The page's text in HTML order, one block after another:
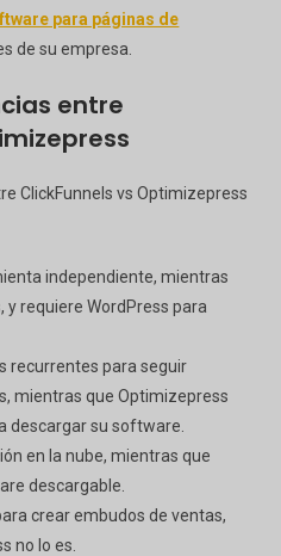
para páginas de
de su empresa.
entre
ClickFunnels vs Optimizepress
independiente, mientras
y requiere WordPress para
recurrentes para seguir
mientras que Optimizepress
descargar su software.
en la nube, mientras que
descargable.
crear embudos de ventas,
no lo es.